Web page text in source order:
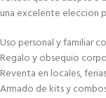
una excelente eleccion
Uso personal y familiar
Regalo y obsequio
Reventa en locales,
Armado de kits y